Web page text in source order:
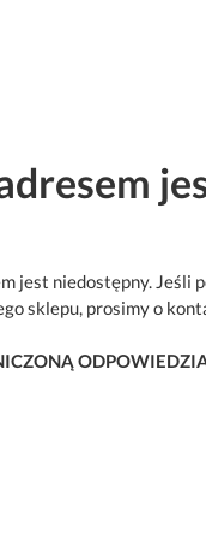
jest niedostępny. Jeśli
sklepu, prosimy o